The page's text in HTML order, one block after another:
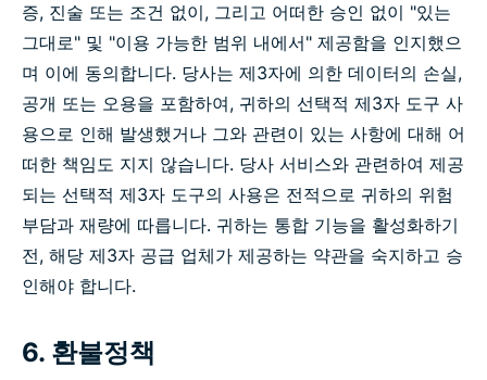
증, 진술 또는 조건 없이, 그리고 어떠한 승인 없이 "있는
그대로" 및 "이용 가능한 범위 내에서" 제공함을 인지했으
며 이에 동의합니다. 당사는 제3자에 의한 데이터의 손실,
공개 또는 오용을 포함하여, 귀하의 선택적 제3자 도구 사
용으로 인해 발생했거나 그와 관련이 있는 사항에 대해 어
떠한 책임도 지지 않습니다. 당사 서비스와 관련하여 제공
되는 선택적 제3자 도구의 사용은 전적으로 귀하의 위험
부담과 재량에 따릅니다. 귀하는 통합 기능을 활성화하기
전, 해당 제3자 공급 업체가 제공하는 약관을 숙지하고 승
인해야 합니다.
6. 환불정책